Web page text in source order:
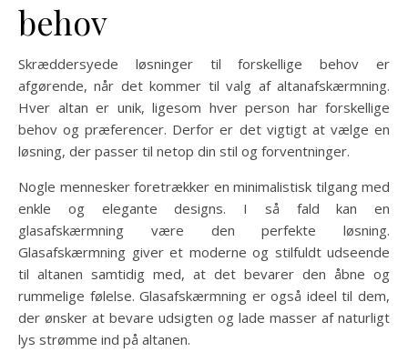
behov
Skræddersyede løsninger til forskellige behov er
afgørende, når det kommer til valg af altanafskærmning.
Hver altan er unik, ligesom hver person har forskellige
behov og præferencer. Derfor er det vigtigt at vælge en
løsning, der passer til netop din stil og forventninger.
Nogle mennesker foretrækker en minimalistisk tilgang med
enkle og elegante designs. I så fald kan en
glasafskærmning være den perfekte løsning.
Glasafskærmning giver et moderne og stilfuldt udseende
til altanen samtidig med, at det bevarer den åbne og
rummelige følelse. Glasafskærmning er også ideel til dem,
der ønsker at bevare udsigten og lade masser af naturligt
lys strømme ind på altanen.